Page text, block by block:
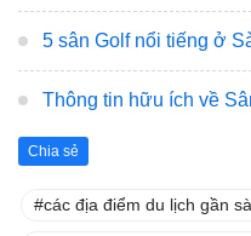
5 sân Golf nổi tiếng ở
Thông tin hữu ích về
Chia sẻ
các địa điểm du lịch gần